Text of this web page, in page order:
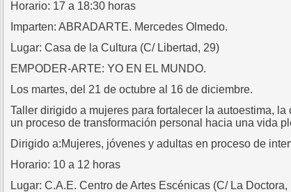
Horario: 17 a 18:30 horas
Imparten: ABRADARTE. Mercedes Olmedo.
Lugar: Casa de la Cultura (C/ Libertad, 29)
EMPODER-ARTE: YO EN EL MUNDO.
Los martes, del 21 de octubre al 16 de diciembre.
Taller dirigido a mujeres para fortalecer la autoestima,
un proceso de transformación personal hacia una vida
Dirigido a:Mujeres, jóvenes y adultas en proceso de
Horario: 10 a 12 horas
Lugar: C.A.E. Centro de Artes Escénicas (C/ La Doctora,